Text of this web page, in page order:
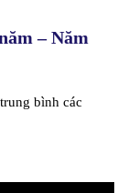
– Năm
bình các